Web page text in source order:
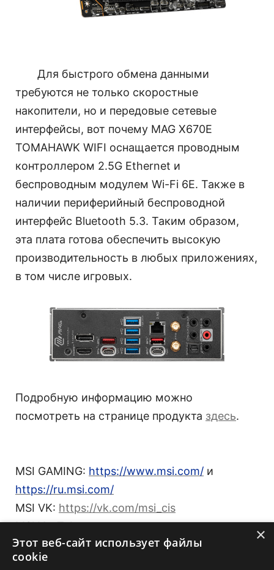
Для быстрого обмена данными
требуются не только скоростные
накопители, но и передовые сетевые
интерфейсы, вот почему MAG X670E
TOMAHAWK WIFI оснащается проводным
контроллером 2.5G Ethernet и
беспроводным модулем Wi-Fi 6E. Также в
наличии периферийный беспроводной
интерфейс Bluetooth 5.3. Таким образом,
эта плата готова обеспечить высокую
производительность в любых приложениях,
в том числе игровых.
Подробную информацию можно
посмотреть на странице продукта здесь.
MSI GAMING: https://www.msi.com/ и
https://ru.msi.com/
MSI VK: https://vk.com/msi_cis
MSI YouTube:
https://www.youtube.com/user/MSIGamingGlo
balи
×
Этот веб-сайт использует файлы
cookie